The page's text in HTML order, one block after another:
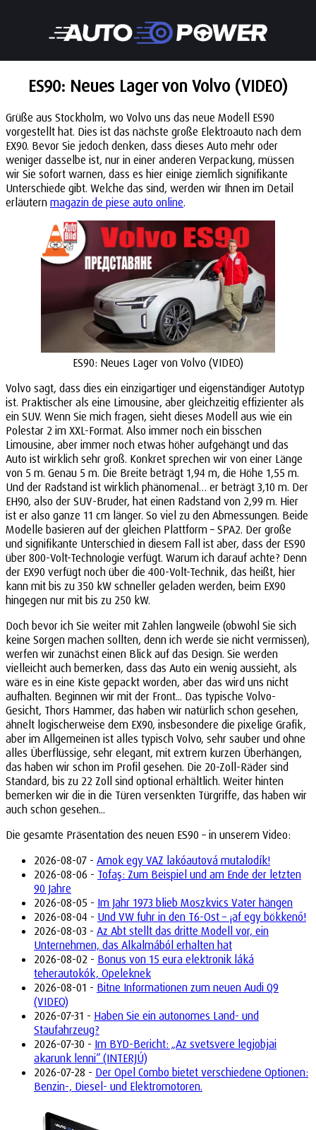
ES90: Neues Lager von Volvo (VIDEO)
Grüße aus Stockholm, wo Volvo uns das neue Modell ES90
vorgestellt hat. Dies ist das nächste große Elektroauto nach dem
EX90. Bevor Sie jedoch denken, dass dieses Auto mehr oder
weniger dasselbe ist, nur in einer anderen Verpackung, müssen
wir Sie sofort warnen, dass es hier einige ziemlich signifikante
Unterschiede gibt. Welche das sind, werden wir Ihnen im Detail
erläutern magazin de piese auto online.
ES90: Neues Lager von Volvo (VIDEO)
Volvo sagt, dass dies ein einzigartiger und eigenständiger Autotyp
ist. Praktischer als eine Limousine, aber gleichzeitig effizienter als
ein SUV. Wenn Sie mich fragen, sieht dieses Modell aus wie ein
Polestar 2 im XXL-Format. Also immer noch ein bisschen
Limousine, aber immer noch etwas höher aufgehängt und das
Auto ist wirklich sehr groß. Konkret sprechen wir von einer Länge
von 5 m. Genau 5 m. Die Breite beträgt 1,94 m, die Höhe 1,55 m.
Und der Radstand ist wirklich phänomenal… er beträgt 3,10 m. Der
EH90, also der SUV-Bruder, hat einen Radstand von 2,99 m. Hier
ist er also ganze 11 cm länger. So viel zu den Abmessungen. Beide
Modelle basieren auf der gleichen Plattform – SPA2. Der große
und signifikante Unterschied in diesem Fall ist aber, dass der ES90
über 800-Volt-Technologie verfügt. Warum ich darauf achte? Denn
der EX90 verfügt noch über die 400-Volt-Technik, das heißt, hier
kann mit bis zu 350 kW schneller geladen werden, beim EX90
hingegen nur mit bis zu 250 kW.
Doch bevor ich Sie weiter mit Zahlen langweile (obwohl Sie sich
keine Sorgen machen sollten, denn ich werde sie nicht vermissen),
werfen wir zunächst einen Blick auf das Design. Sie werden
vielleicht auch bemerken, dass das Auto ein wenig aussieht, als
wäre es in eine Kiste gepackt worden, aber das wird uns nicht
aufhalten. Beginnen wir mit der Front... Das typische Volvo-
Gesicht, Thors Hammer, das haben wir natürlich schon gesehen,
ähnelt logischerweise dem EX90, insbesondere die pixelige Grafik,
aber im Allgemeinen ist alles typisch Volvo, sehr sauber und ohne
alles Überflüssige, sehr elegant, mit extrem kurzen Überhängen,
das haben wir schon im Profil gesehen. Die 20-Zoll-Räder sind
Standard, bis zu 22 Zoll sind optional erhältlich. Weiter hinten
bemerken wir die in die Türen versenkten Türgriffe, das haben wir
auch schon gesehen...
Die gesamte Präsentation des neuen ES90 – in unserem Video:
2026-08-07 - Amok egy VAZ lakóautová mutalodík!
2026-08-06 - Tofaş: Zum Beispiel und am Ende der letzten
90 Jahre
2026-08-05 - Im Jahr 1973 blieb Moszkvics Vater hängen
2026-08-04 - Und VW fuhr in den T6-Ost – ¡af egy bökkenő!
2026-08-03 - Az Abt stellt das dritte Modell vor, ein
Unternehmen, das Alkalmából erhalten hat
2026-08-02 - Bonus von 15 eura elektronik láká
teherautokók, Opeleknek
2026-08-01 - Bitne Informationen zum neuen Audi Q9
(VIDEO)
2026-07-31 - Haben Sie ein autonomes Land- und
Staufahrzeug?
2026-07-30 - Im BYD-Bericht: „Az svetsvere legjobjai
akarunk lenni“ (INTERJÚ)
2026-07-28 - Der Opel Combo bietet verschiedene Optionen:
Benzin-, Diesel- und Elektromotoren.